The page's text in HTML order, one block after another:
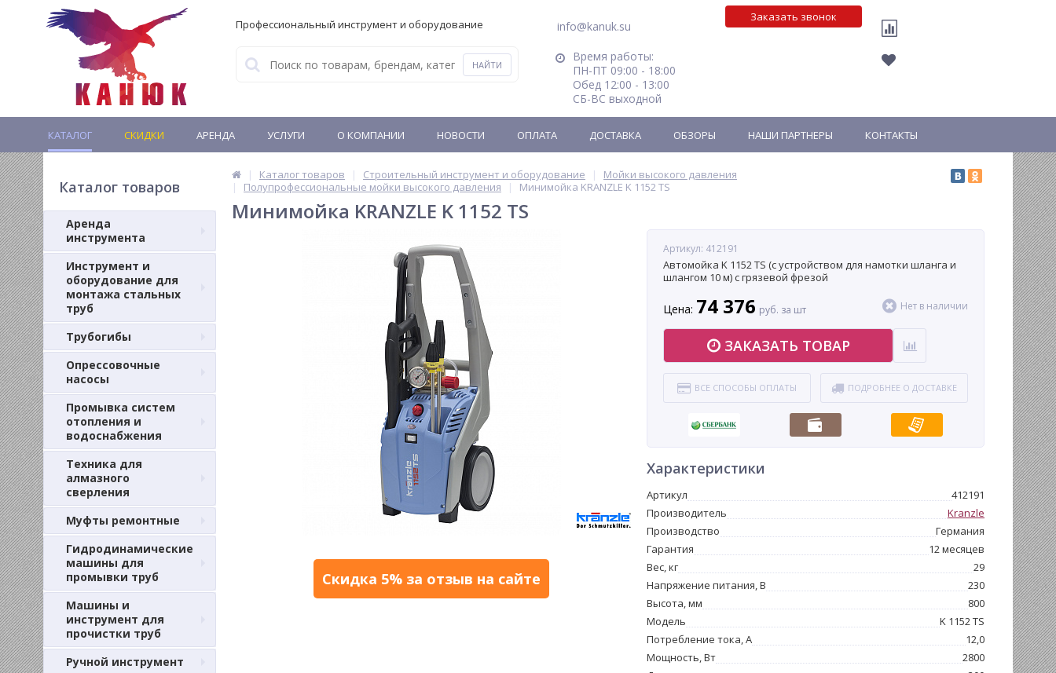
Профессиональный инструмент и оборудование
info@kanuk.su
Время работы:
ПН-ПТ 09:00 - 18:00
Обед 12:00 - 13:00
СБ-ВС выходной
Заказать звонок
КАТАЛОГ СКИДКИ АРЕНДА УСЛУГИ О КОМПАНИИ НОВОСТИ ОПЛАТА ДОСТАВКА ОБЗОРЫ НАШИ ПАРТНЕРЫ КОНТАКТЫ
Каталог товаров
Аренда
инструмента
Инструмент и
оборудование для
монтажа стальных
труб
Трубогибы
Опрессовочные
насосы
Промывка систем
отопления и
водоснабжения
Техника для
алмазного
сверления
Муфты ремонтные
Гидродинамические
машины для
промывки труб
Машины и
инструмент для
прочистки труб
Ручной инструмент
Каталог товаров Строительный инструмент и оборудование
Мойки высокого давления
Полупрофессиональные мойки высокого давления
Минимойка KRANZLE K 1152 TS
Минимойка KRANZLE K 1152 TS
Скидка 5% за отзыв на сайте
Артикул: 412191
Автомойка K 1152 TS (с устройством для намотки шланга и
шлангом 10 м) с грязевой фрезой
Цена: 74 376 руб. за шт Нет в наличии
ЗАКАЗАТЬ ТОВАР
ВСЕ СПОСОБЫ ОПЛАТЫ ПОДРОБНЕЕ О ДОСТАВКЕ
Характеристики
Артикул
412191
Производитель
Kranzle
Производство
Германия
Гарантия
12 месяцев
Вес, кг
29
Напряжение питания, В
230
Высота, мм
800
Модель
K 1152 TS
Потребление тока, А
12,0
Мощность, Вт
2800